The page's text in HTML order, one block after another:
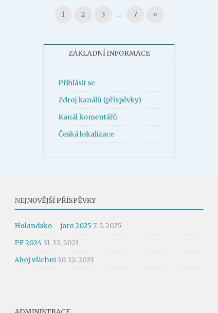
Stránkování příspěvků
1 2 3 … 7 »
ZÁKLADNÍ INFORMACE
Přihlásit se
Zdroj kanálů (příspěvky)
Kanál komentářů
Česká lokalizace
NEJNOVĚJŠÍ PŘÍSPĚVKY
Holandsko – jaro 2025 7. 5. 2025
PF 2024 31. 12. 2023
Ahoj všichni 30. 12. 2023